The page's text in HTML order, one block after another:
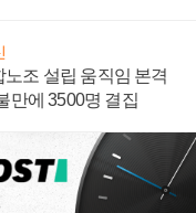
조 설립 움직임 본격
만에 3500명 결집